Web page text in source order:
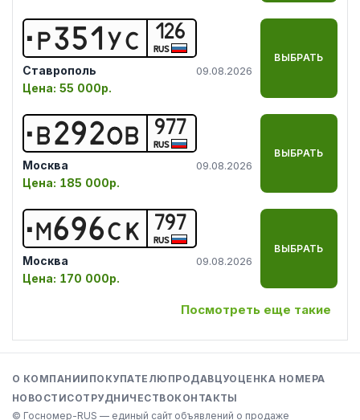
Р351 УС 126
RUS
Ставрополь 09.08.2026
Цена: 55 000р.
ВЫБРАТЬ
В292ОВ 977
RUS
Москва 09.08.2026
Цена: 185 000р.
ВЫБРАТЬ
М696С К 797
RUS
Москва 09.08.2026
Цена: 170 000р.
ВЫБРАТЬ
Посмотреть еще такие
© Госномер-RUS — единый сайт объявлений о продаже
О КОМПАНИИ ПОКУПАТЕЛЮ ПРОДАВЦУОЦЕНКА НОМЕРА
НОВОСТИСОТРУДНИЧЕСТВОКОНТАКТЫ